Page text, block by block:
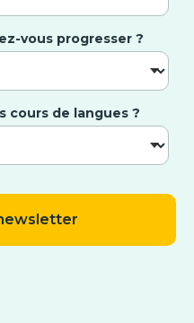
vous progresser ?
cours de langues ?